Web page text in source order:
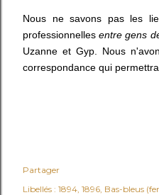
Nous ne savons pas les
professionnellesentre gens
Uzanne et Gyp. Nous
correspondance qui
Partager
Libellés : 1894 1896 Bas-bleus